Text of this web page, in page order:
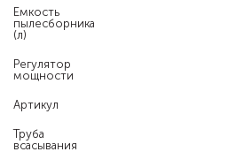
Емкость
пылесборника
(л)
Регулятор
мощности
Артикул
Труба
всасывания